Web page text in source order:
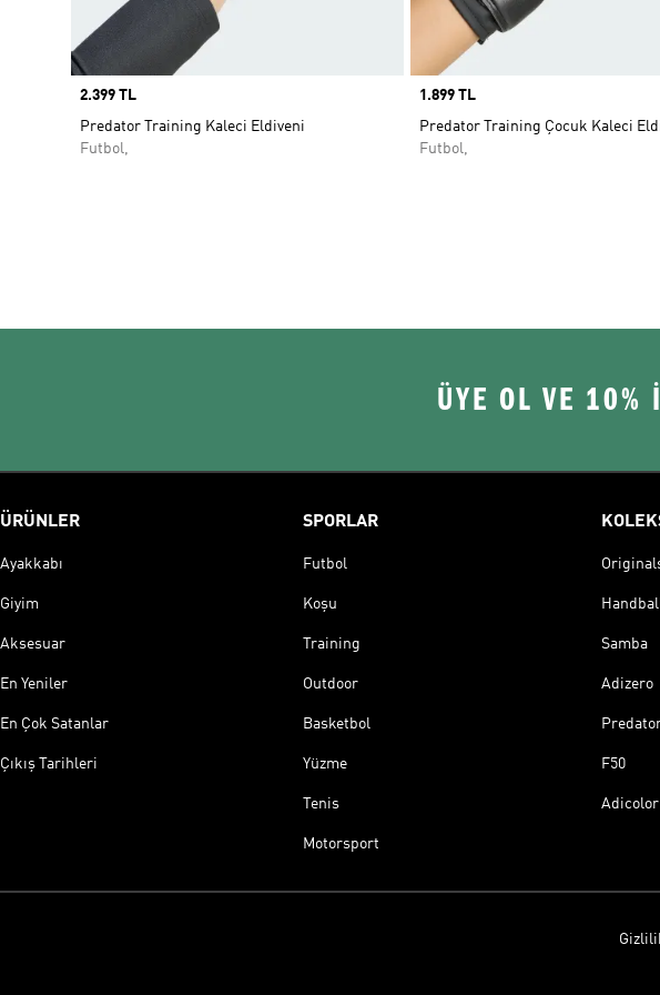
Price
2.399 TL
Predator Training Kaleci Eldiveni
Futbol,
Price
1.899 TL
Predator Training Çocuk Kaleci
Futbol,
ÜYE OL VE 10%
ÜRÜNLER
Ayakkabı
Giyim
Aksesuar
En Yeniler
En Çok Satanlar
Çıkış Tarihleri
SPORLAR
Futbol
Koşu
Training
Outdoor
Basketbol
Yüzme
Tenis
Motorsport
Samba
Adizero
F50
Adicolor